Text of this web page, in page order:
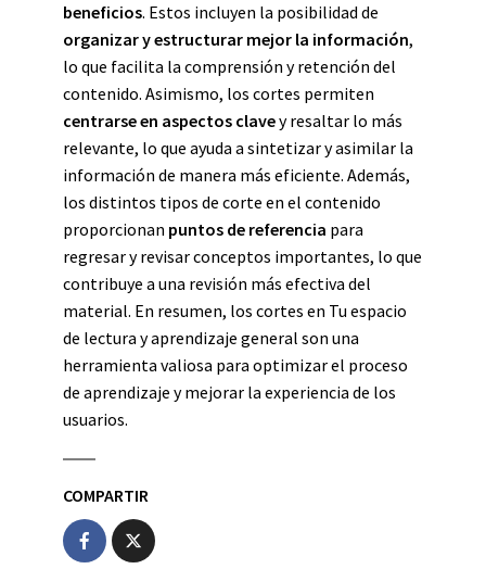
beneficios. Estos incluyen la posibilidad de
organizar y estructurar mejor la información,
lo que facilita la comprensión y retención del
contenido. Asimismo, los cortes permiten
centrarse en aspectos clavey resaltar lo más
relevante, lo que ayuda a sintetizar y asimilar la
información de manera más eficiente. Además,
los distintos tipos de corte en el contenido
proporcionan puntos de referencia para
regresar y revisar conceptos importantes, lo que
contribuye a una revisión más efectiva del
material. En resumen, los cortes en Tu espacio
de lectura y aprendizaje general son una
herramienta valiosa para optimizar el proceso
de aprendizaje y mejorar la experiencia de los
usuarios.
COMPARTIR